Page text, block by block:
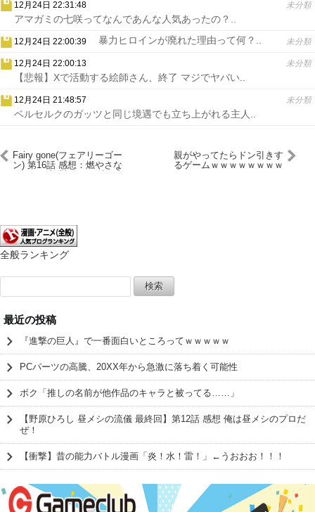
12月24日 22:31:48 未分類
アマガミの七咲ってなんであんな人気あったの？..
12月24日 22:00:39 未分類
暴力ヒロインが廃れた理由って何？..
12月24日 22:00:13 未分類
【悲報】Xで活動する絵師さん、終了 マジでヤバい..
12月24日 21:48:57 未分類
ベルセルクのガッツと同じ境遇でも立ち上がれる主人..
Fairy gone(フェアリーゴー
ン) 第16話 感想：燃やさな
親がやってたらドン引きす
るゲームｗｗｗｗｗｗｗｗ
全般ランキング
索:
最近の投稿
『進撃の巨人』で一番面白いところってｗｗｗｗｗ
PCパーツの高騰、20XX年から急激に落ち着く可能性
ボク「推しの名前が他作品のキャラと被ってる……」
【野原ひろし 昼メシの流儀 最終回】第12話 感想 俺は昼メシのプロだ
ぜ！
【衝撃】昔の能力バトル漫画「炎！水！雷！」←うおおお！！！